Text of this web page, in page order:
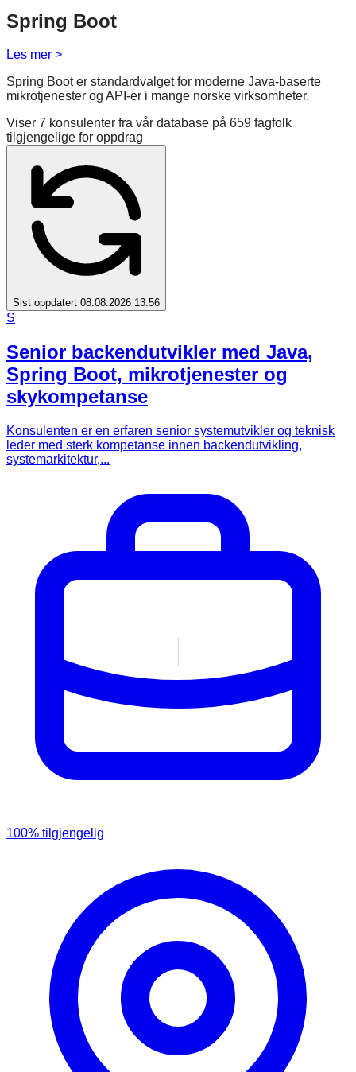
Spring Boot
Les mer >
Spring Boot er standardvalget for moderne Java-baserte
mikrotjenester og API-er i mange norske virksomheter.
Viser 7 konsulenter fra vår database på 659 fagfolk
tilgjengelige for oppdrag
Sist oppdatert 08.08.2026 13:56
S
Senior backendutvikler med Java,
Spring Boot, mikrotjenester og
skykompetanse
Konsulenten er en erfaren senior systemutvikler og teknisk
leder med sterk kompetanse innen backendutvikling,
systemarkitektur,...
100% tilgjengelig